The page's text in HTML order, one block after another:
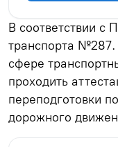
В соответствии с
транспорта №287.
сфере
проходить
переподготовки
дорожного